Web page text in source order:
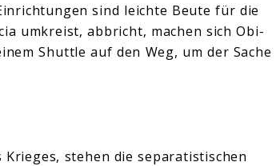
sind leichte Beute für die
umkreist, abbricht, machen sich Obi-
Shuttle auf den Weg, um der Sache
stehen die separatistischen